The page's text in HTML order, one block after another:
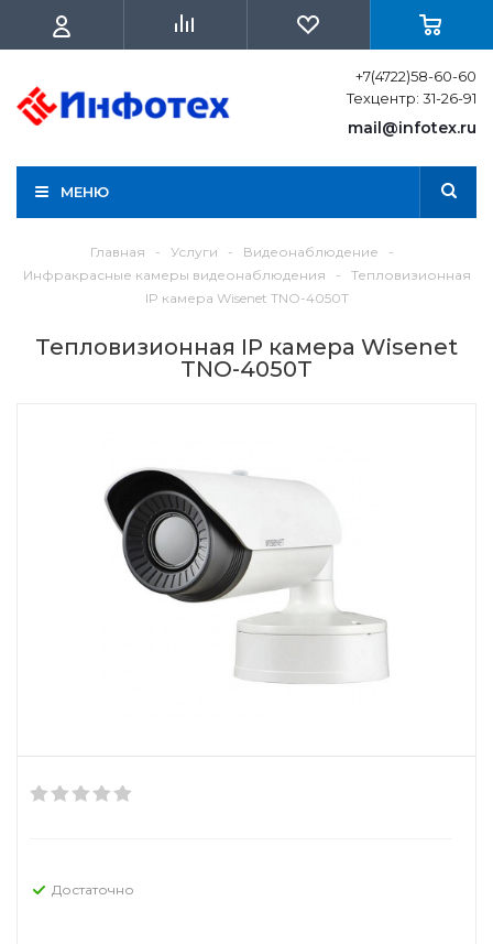
+7(4722)58-60-60
Техцентр: 31-26-91
mail@infotex.ru
МЕНЮ
Главная - Услуги - Видеонаблюдение
-
Инфракрасные камеры видеонаблюдения
-
Тепловизионная
IP камера Wisenet TNO-4050T
Тепловизионная IP камера Wisenet
TNO-4050T
Достаточно